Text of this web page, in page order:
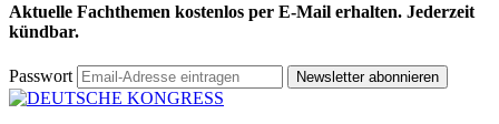
Aktuelle Fachthemen kostenlos per E-Mail erhalten. Jederzeit
kündbar.
Passwort Newsletter abonnieren